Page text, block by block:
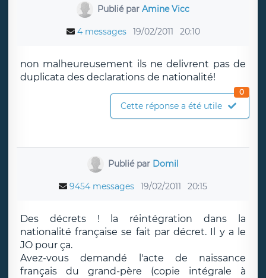
Publié parAmine Vicc
4 messages 19/02/2011 20:10
non malheureusement ils ne delivrent pas de
duplicata des declarations de nationalité!
Cette réponse a été utile
0
Publié par Domil
9454 messages 19/02/2011 20:15
Des décrets ! la réintégration dans la
nationalité française se fait par décret. Il y a le
JO pour ça.
Avez-vous demandé l'acte de naissance
français du grand-père (copie intégrale à